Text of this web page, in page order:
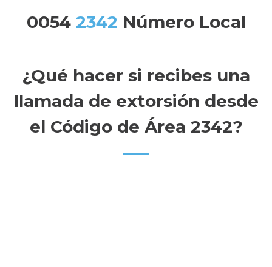
0054 2342 Número Local
¿Qué hacer si recibes una
llamada de extorsión desde
el Código de Área 2342?